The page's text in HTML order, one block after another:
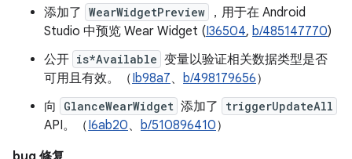
添加了 WearWidgetPreview
，用于在 Android
Studio 中预览 Wear Widget (I36504, b/485147770)
公开 is*Available 变量以验证相关数据类型是否
可用且有效。（Ib98a7、 b/498179656）
向
GlanceWearWidget 添加了 triggerUpdateAll
API。（I6ab20、 b/510896410）